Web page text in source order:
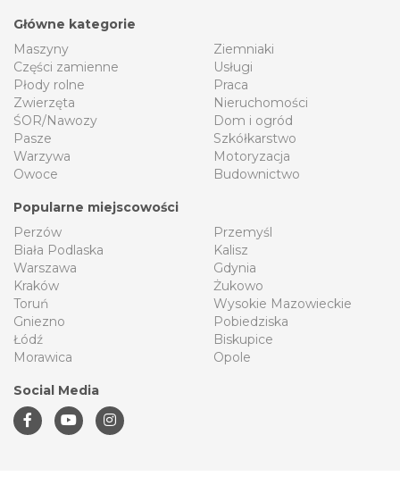
Główne kategorie
Maszyny
Części zamienne
Płody rolne
Zwierzęta
ŚOR/Nawozy
Pasze
Warzywa
Owoce
Ziemniaki
Usługi
Praca
Nieruchomości
Dom i ogród
Szkółkarstwo
Motoryzacja
Budownictwo
Popularne miejscowości
Perzów
Biała Podlaska
Warszawa
Kraków
Toruń
Gniezno
Łódź
Morawica
Przemyśl
Kalisz
Gdynia
Żukowo
Wysokie Mazowieckie
Pobiedziska
Biskupice
Opole
Social Media